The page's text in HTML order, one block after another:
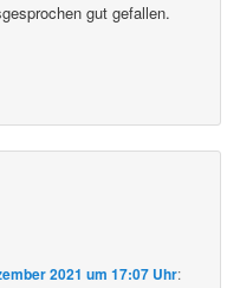
gut gefallen.
2021 um 17:07 Uhr: